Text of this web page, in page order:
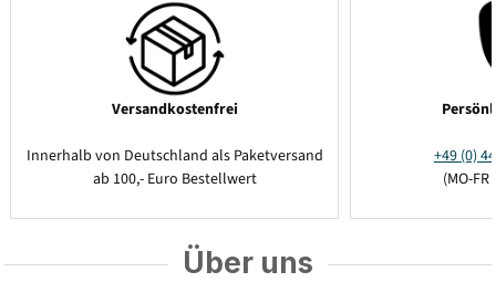
Versandkostenfrei
Innerhalb von Deutschland als Paketversand
ab 100,- Euro Bestellwert
+49 (0)
(MO-
Über uns